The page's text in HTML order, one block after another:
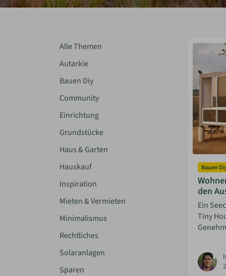
Alle Themen
Autarkie
Bauen Diy
Community
Einrichtung
Grundstücke
Haus & Garten
Hauskauf
Inspiration
Mieten & Vermieten
Minimalismus
Rechtliches
Solaranlagen
Sparen
Bauen
den
Ein
Tiny